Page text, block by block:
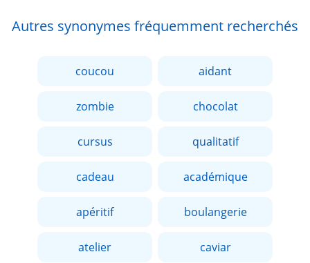
Autres synonymes fréquemment recherchés
coucou aidant
zombie chocolat
cursus qualitatif
cadeau académique
apéritif boulangerie
atelier caviar